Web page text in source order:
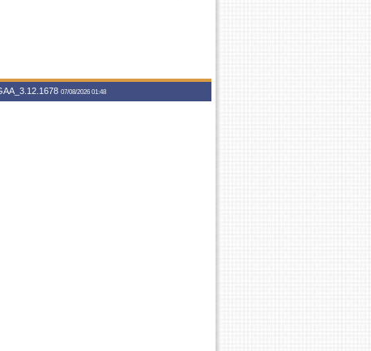
07/08/2026 01:48